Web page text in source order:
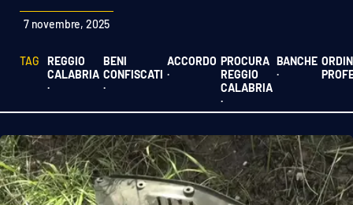
Podcast
Editoriali
VIDEO
Ambiente
7 novembre, 2025
TAG
REGGIO
CALABRIA
·
BENI
CONFISCATI
·
ACCORDO
·
PROCURA
REGGIO
CALABRIA
·
BANCHE
·